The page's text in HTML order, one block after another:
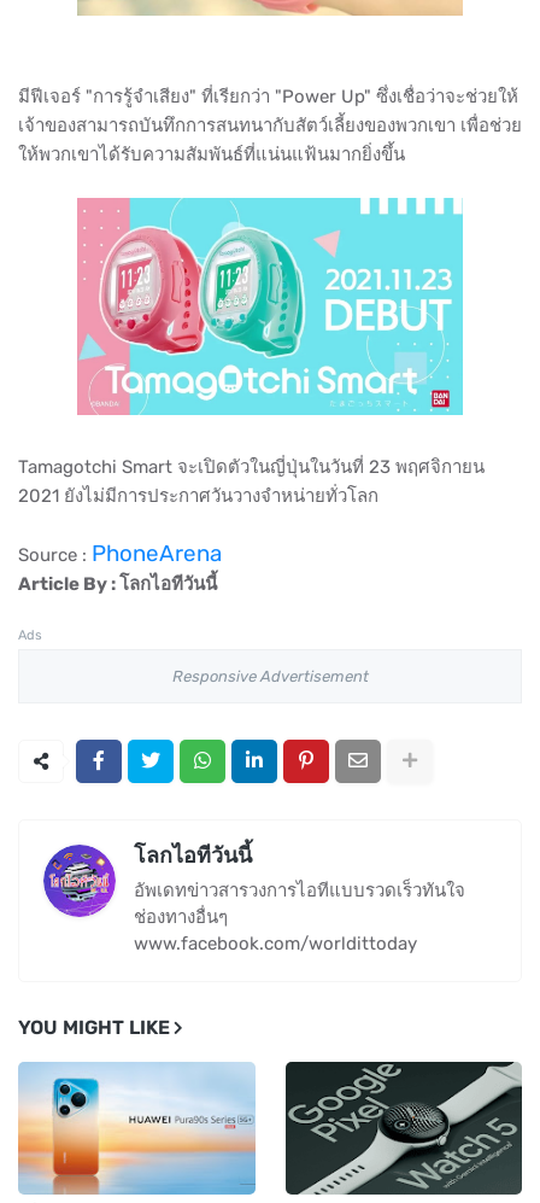
มีฟีเจอร์ "การรู้จำเสียง" ที่เรียกว่า "Power Up" ซึ่งเชื่อว่าจะช่วยให้
เจ้าของสามารถบันทึกการสนทนากับสัตว์เลี้ยงของพวกเขา เพื่อช่วย
ให้พวกเขาได้รับความสัมพันธ์ที่แน่นแฟ้นมากยิ่งขึ้น
Tamagotchi Smart จะเปิดตัวในญี่ปุ่นในวันที่ 23 พฤศจิกายน
2021 ยังไม่มีการประกาศวันวางจำหน่ายทั่วโลก
Source : PhoneArena
Article By : โลกไอทีวันนี้
Ads
Responsive Advertisement
โลกไอทีวันนี้
อัพเดทข่าวสารวงการไอทีแบบรวดเร็วทันใจ
ช่องทางอื่นๆ
www.facebook.com/worldittoday
YOU MIGHT LIKE